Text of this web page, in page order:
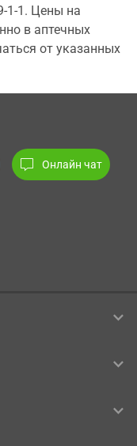
1-1. Цены на
в аптечных
от указанных
Онлайн чат